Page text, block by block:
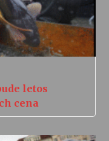
letos
cena